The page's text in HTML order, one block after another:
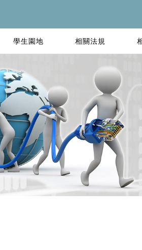
學生園地 相關法規